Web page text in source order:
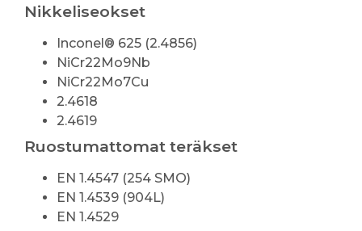
Nikkeliseokset
Inconel® 625 (2.4856)
NiCr22Mo9Nb
NiCr22Mo7Cu
2.4618
2.4619
Ruostumattomat teräkset
EN 1.4547 (254 SMO)
EN 1.4539 (904L)
EN 1.4529